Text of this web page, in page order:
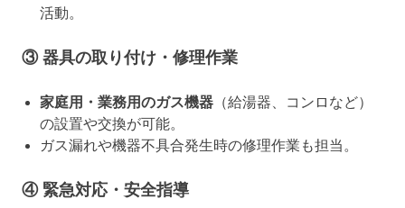
活動。
③ 器具の取り付け・修理作業
家庭用・業務用のガス機器 （給湯器、コンロなど）
の設置や交換が可能。
ガス漏れや機器不具合発生時の修理作業も担当。
④ 緊急対応・安全指導